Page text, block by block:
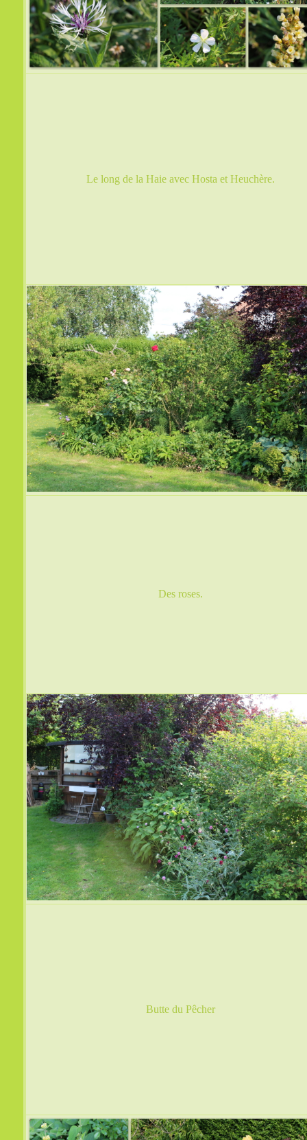
Le long de la Haie avec Hosta et Heuchère.
Des roses.
Butte du Pêcher